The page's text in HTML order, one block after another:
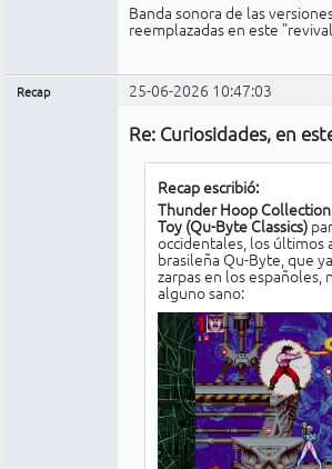
Banda sonora de las
reemplazadas en este
Recap 25-06-2026 10:47:03
Re: Curiosidades, en
Recap escribió:
Thunder Hoop Collection
Toy (Qu-Byte Classics)
occidentales, los últimos
brasileña Qu-Byte, que
zarpas en los españoles,
alguno sano: